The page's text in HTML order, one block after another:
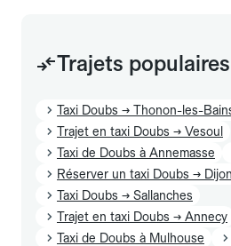
Trajets populaires
Taxi Doubs → Thonon-les-
Trajet en taxi Doubs → Vesoul
Taxi de Doubs à Annemasse
Réserver un taxi Doubs → Dijon
Taxi Doubs → Sallanches
Trajet en taxi Doubs → Annecy
Taxi de Doubs à Mulhouse